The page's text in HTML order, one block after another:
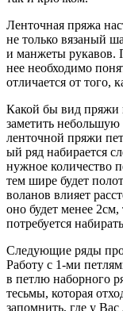
Ленточная пряжа
не только вязаный
и манжеты рукавов.
нее необходимо
отличается от того,
Какой бы вид пряжи
заметить
ленточной пряжи
ый ряд набирается
нужное количество
тем шире будет
воланов влияет
оно будет менее
потребуется
Следующие ряды
Работу с 1-ми
в петлю наборного
тесьмы, которая
запомнить, где у Вас